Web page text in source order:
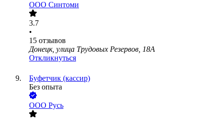
ООО Синтоми
3.7
•
15 отзывов
Донецк, улица Трудовых Резервов, 18А
Откликнуться
Буфетчик (кассир)
Без опыта
ООО Русь